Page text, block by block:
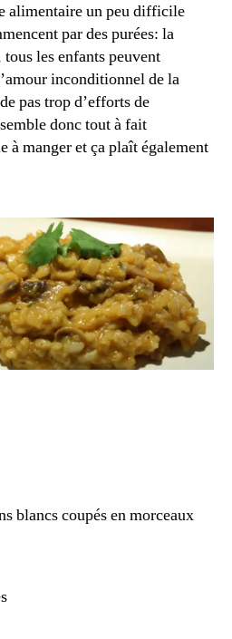
alimentaire un peu difficile
par des purées: la
les enfants peuvent
inconditionnel de la
pas trop d’efforts de
donc tout à fait
à manger et ça plaît également
blancs coupés en morceaux